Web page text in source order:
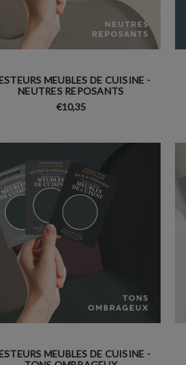
MEUBLES DE CUISINE -
NEUTRES REPOSANTS
€10,35
MEUBLES DE CUISINE -